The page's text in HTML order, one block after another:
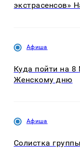
экстрасенсов»
Афиша
Куда пойти на
Женскому дню
Афиша
Солистка